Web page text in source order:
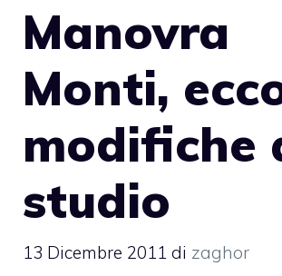
Manovra
Monti,
modifiche
studio
13 Dicembre 2011 di zaghor